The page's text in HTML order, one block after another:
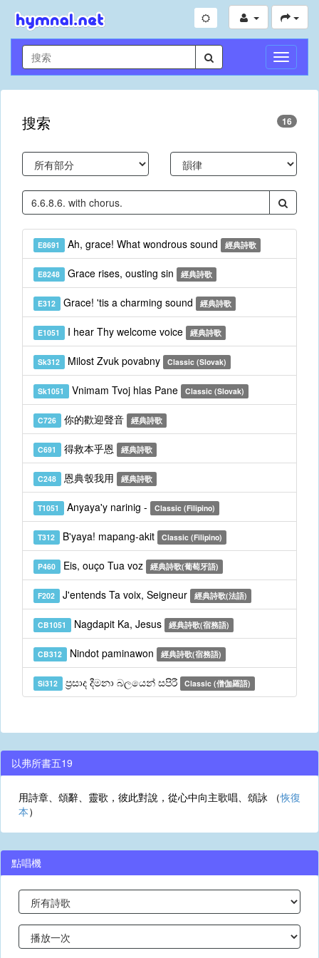
切
換
導
搜索 16
E8691 Ah, grace! What wondrous sound 經典詩歌
E8248 Grace rises, ousting sin 經典詩歌
E312 Grace! 'tis a charming sound 經典詩歌
E1051 I hear Thy welcome voice 經典詩歌
Sk312 Milost Zvuk povabny Classic (Slovak)
Sk1051 Vnimam Tvoj hlas Pane Classic (Slovak)
C726 你的歡迎聲音 經典詩歌
C691 得救本乎恩 經典詩歌
C248 恩典彀我用 經典詩歌
T1051 Anyaya'y narinig - Classic (Filipino)
T312 B'yaya! mapang-akit Classic (Filipino)
P460 Eis, ouço Tua voz 經典詩歌(葡萄牙語)
F202 J'entends Ta voix, Seigneur 經典詩歌(法語)
CB1051 Nagdapit Ka, Jesus 經典詩歌(宿務語)
CB312 Nindot paminawon 經典詩歌(宿務語)
Si312 ප්‍රසාද දීමනා බලයෙන් සපිරී Classic (僧伽羅語)
以弗所書五19
用詩章、頌辭、靈歌，彼此對說，從心中向主歌唱、頌詠 （恢復
本）
點唱機